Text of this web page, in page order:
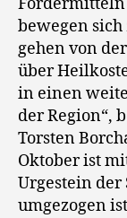
Fördermitteln
bewegen sich
gehen von
über
in einen
der Region“,
Torsten
Oktober ist
Urgestein der
umgezogen